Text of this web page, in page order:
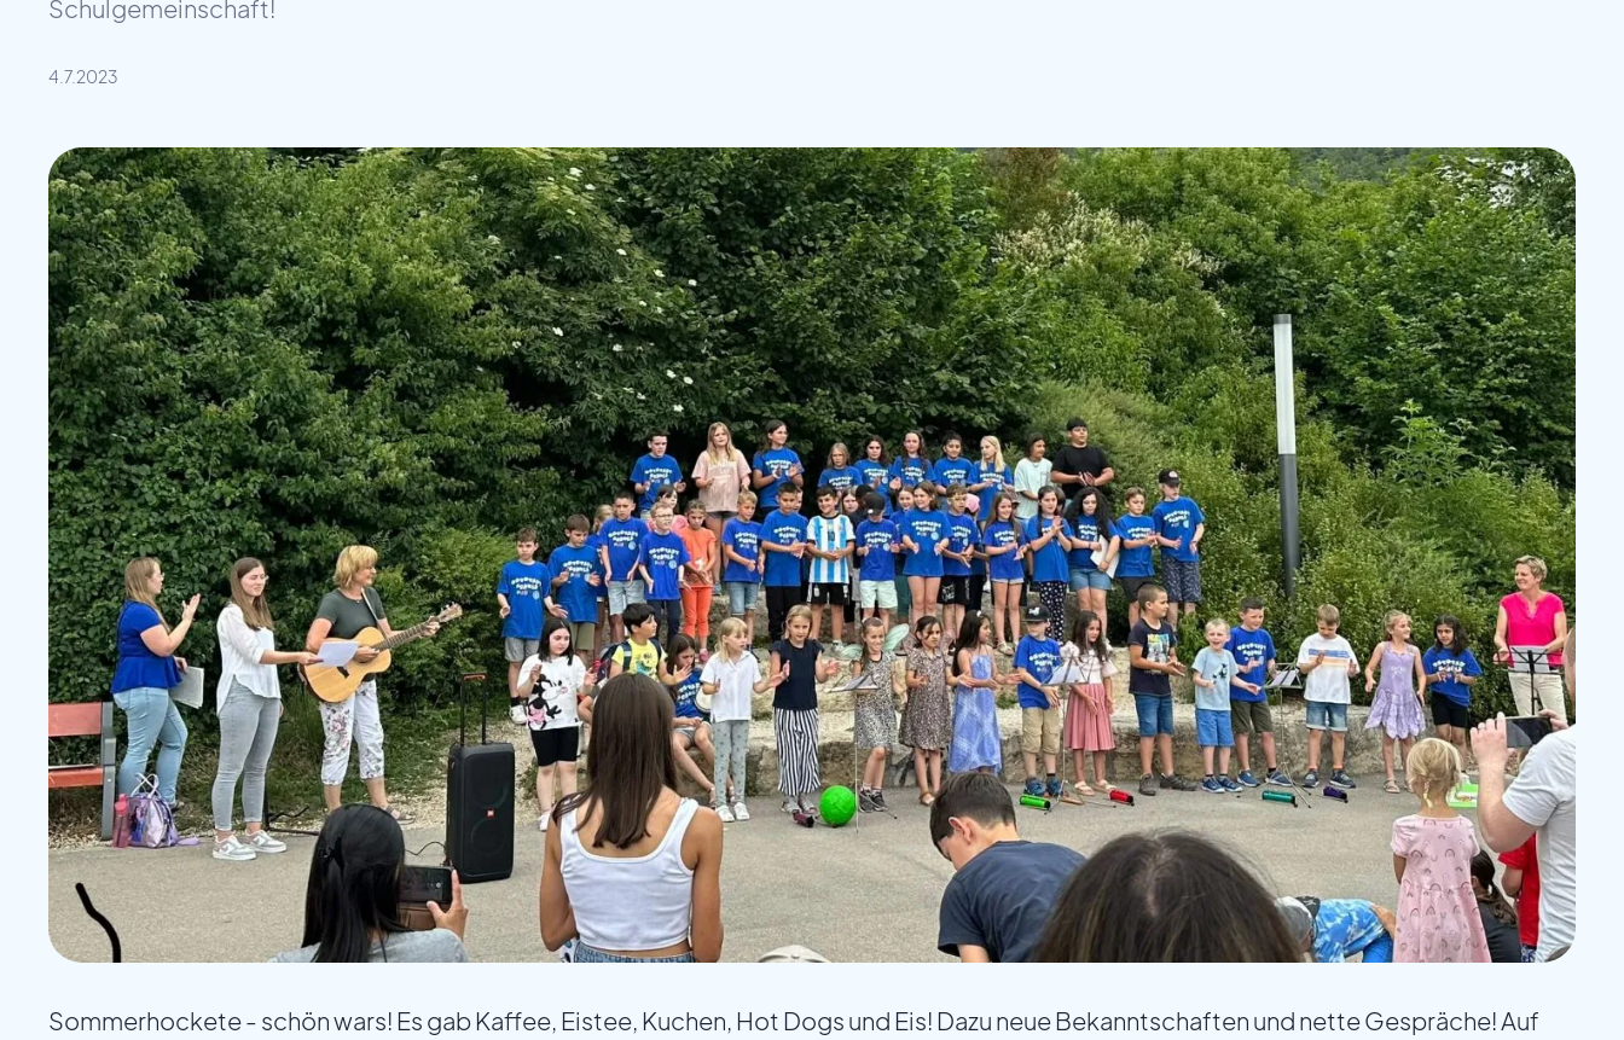
Schulgemeinschaft!
4.7.2023
Sommerhockete - schön wars! Es gab Kaffee, Eistee, Kuchen, Hot Dogs und Eis! Dazu neue Bekanntschaften und nette Gespräche! Auf